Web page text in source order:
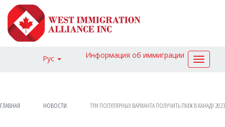
Toggle
Информация об иммиграции
Рус
ГЛАВНАЯ НОВОСТИ ТРИ ПОПУЛЯРНЫХ ВАРИАНТА ПОЛУЧИТЬ ПМЖ В КАНАДУ 2023